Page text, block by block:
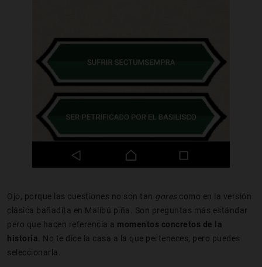
Ojo, porque las cuestiones no son tan gores como en la versión
clásica bañadita en Malibú piña. Son preguntas más estándar
pero que hacen referencia a momentos concretos de la
historia . No te dice la casa a la que perteneces, pero puedes
seleccionarla.